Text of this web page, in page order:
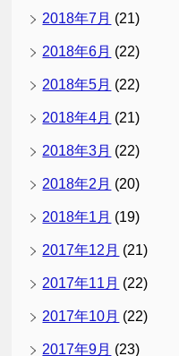
2018年7月 (21)
2018年6月 (22)
2018年5月 (22)
2018年4月 (21)
2018年3月 (22)
2018年2月 (20)
2018年1月 (19)
2017年12月 (21)
2017年11月 (22)
2017年10月 (22)
2017年9月 (23)